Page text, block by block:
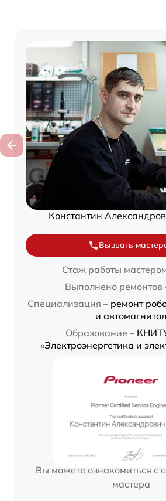
Константин
Вызвать
Стаж работы
Выполнено ремонтов
Специализация – ремонт
и автомагнитол
Образование –
«Электроэнергетика и
Вы можете ознакомиться с
мастера